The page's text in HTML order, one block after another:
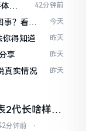
验
42分钟前
？看完
今天
得知道 昨天
享 昨天
真实情况 昨天
2代长啥样？
分钟前
⋅